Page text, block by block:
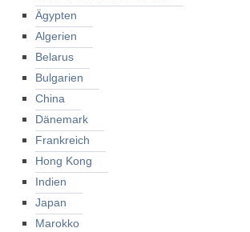
Ägypten
Algerien
Belarus
Bulgarien
China
Dänemark
Frankreich
Hong Kong
Indien
Japan
Marokko